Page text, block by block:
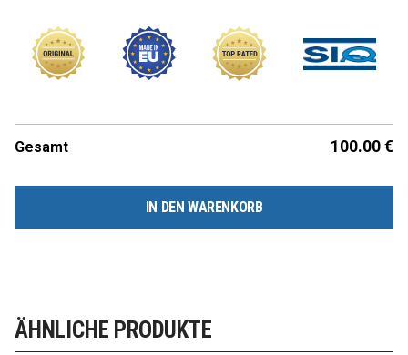
Gesamt 100.00 €
IN DEN WARENKORB
ÄHNLICHE PRODUKTE